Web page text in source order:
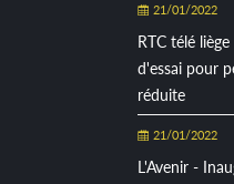
21/01/2022
RTC télé
d'essai pour
réduite
21/01/2022
L'Avenir -